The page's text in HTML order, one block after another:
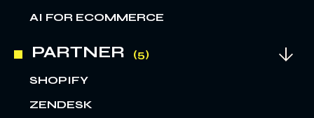
AI FOR ECOMMERCE
PARTNER
SHOPIFY
ZENDESK